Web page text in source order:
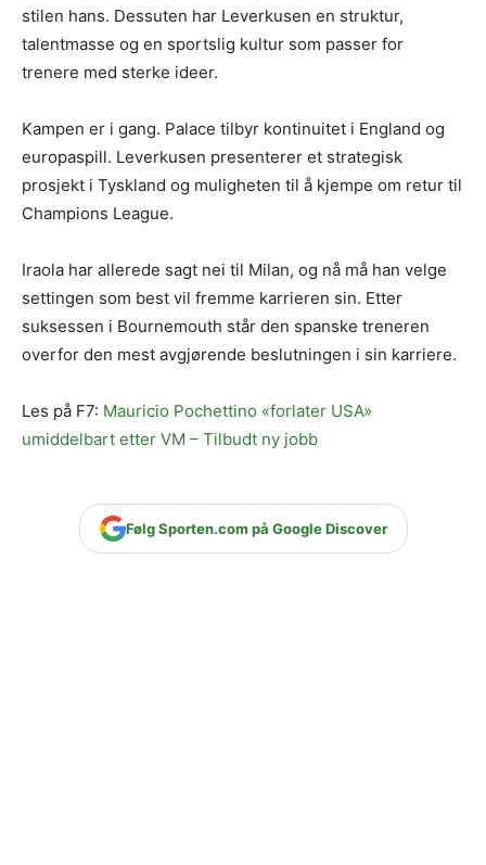
stilen hans. Dessuten har Leverkusen en struktur,
talentmasse og en sportslig kultur som passer for
trenere med sterke ideer.
Kampen er i gang. Palace tilbyr kontinuitet i England og
europaspill. Leverkusen presenterer et strategisk
prosjekt i Tyskland og muligheten til å kjempe om retur til
Champions League.
Iraola har allerede sagt nei til Milan, og nå må han velge
settingen som best vil fremme karrieren sin. Etter
suksessen i Bournemouth står den spanske treneren
overfor den mest avgjørende beslutningen i sin karriere.
Les på F7: Mauricio Pochettino «forlater USA»
umiddelbart etter VM – Tilbudt ny jobb
Følg Sporten.com på Google Discover